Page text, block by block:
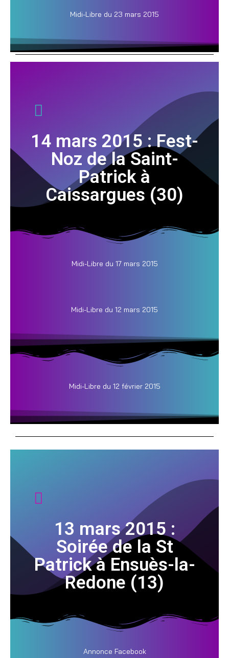
Midi-Libre du 23 mars 2015
14 mars 2015 : Fest-
Noz de la Saint-
Patrick à
Caissargues (30)
Midi-Libre du 17 mars 2015
Midi-Libre du 12 mars 2015
Midi-Libre du 12 février 2015
13 mars 2015 :
Soirée de la St
Patrick à Ensuès-la-
Redone (13)
Annonce Facebook